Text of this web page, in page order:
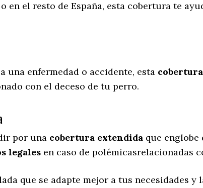
en el resto de España, esta cobertura te
una enfermedad o accidente, esta
con el deceso de tu perro.
por una cobertura extendida que
legales en caso de polémicasrelacionadas
que se adapte mejor a tus necesidades